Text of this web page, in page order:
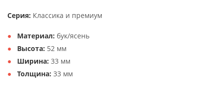
Серия: Классика и премиум
Материал: бук/ясень
Высота: 52 мм
Ширина: 33 мм
Толщина: 33 мм